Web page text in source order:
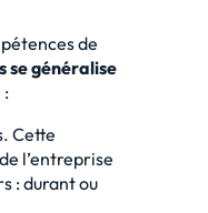
de
se généralise
:
Cette
l’entreprise
: durant ou